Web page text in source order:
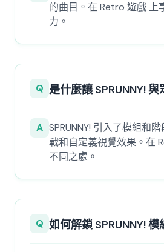
的曲目。在 Retro 遊戲 上
力。
Q 是什麼讓 SPRUNNY! 與
A SPRUNNY! 引入了模組和
戰和自定義視覺效果。在
不同之處。
Q 如何解鎖 SPRUNNY! 模